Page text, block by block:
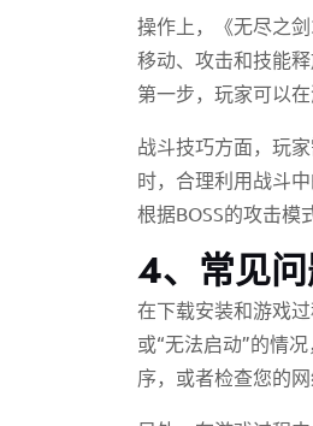
操作上，《无尽之
移动、攻击和技能
第一步，玩家可以
战斗技巧方面，玩
时，合理利用战斗
根据BOSS的攻击模
4、常见
在下载安装和游戏
或“无法启动”的情
序，或者检查您的网